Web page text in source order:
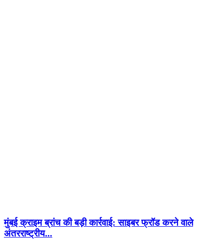
मुंबई क्राइम ब्रांच की बड़ी कार्रवाई: साइबर फ्रॉड करने वाले
अंतरराष्ट्रीय...